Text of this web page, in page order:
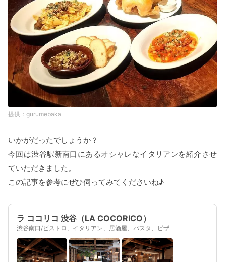
gurumebaka
いかがだったでしょうか？
今回は渋谷駅新南口にあるオシャレなイタリアンを紹介させ
ていただきました。
この記事を参考にぜひ伺ってみてくださいね♪
ラ ココリコ 渋谷（LA COCORICO）
渋谷南口/ビストロ、イタリアン、居酒屋、パスタ、ピザ